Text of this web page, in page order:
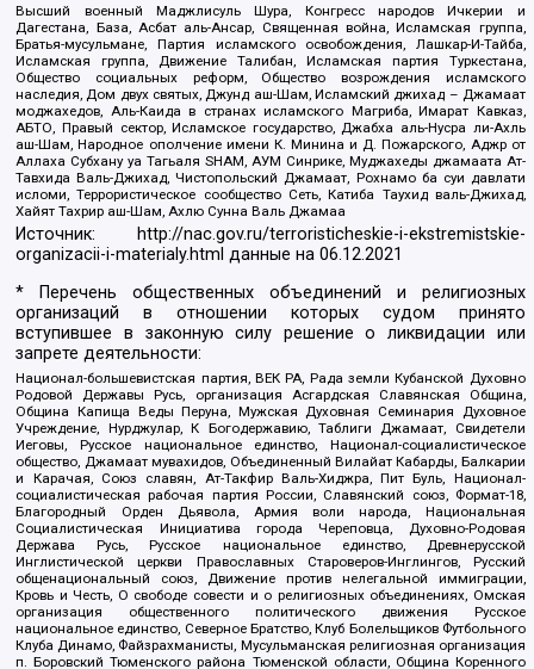
Высший военный Маджлисуль Шура, Конгресс народов Ичкерии и
Дагестана, База, Асбат аль-Ансар, Священная война, Исламская группа,
Братья-мусульмане, Партия исламского освобождения, Лашкар-И-Тайба,
Исламская группа, Движение Талибан, Исламская партия Туркестана,
Общество социальных реформ, Общество возрождения исламского
наследия, Дом двух святых, Джунд аш-Шам, Исламский джихад – Джамаат
моджахедов, Аль-Каида в странах исламского Магриба, Имарат Кавказ,
АБТО, Правый сектор, Исламское государство, Джабха аль-Нусра ли-Ахль
аш-Шам, Народное ополчение имени К. Минина и Д. Пожарского, Аджр от
Аллаха Субхану уа Тагьаля SHAM, АУМ Синрике, Муджахеды джамаата Ат-
Тавхида Валь-Джихад, Чистопольский Джамаат, Рохнамо ба суи давлати
исломи, Террористическое сообщество Сеть, Катиба Таухид валь-Джихад,
Хайят Тахрир аш-Шам, Ахлю Сунна Валь Джамаа
Источник:
http://nac.gov.ru/terroristicheskie-i-ekstremistskie-
organizacii-i-materialy.html данные на06.12.2021
* Перечень общественных объединений и религиозных
организаций в отношении которых судом принято
вступившее в законную силу решение о ликвидации или
запрете деятельности:
Национал-большевистская партия, ВЕК РА, Рада земли Кубанской Духовно
Родовой Державы Русь, организация Асгардская Славянская Община,
Община Капища Веды Перуна, Мужская Духовная Семинария Духовное
Учреждение, Нурджулар, К Богодержавию, Таблиги Джамаат, Свидетели
Иеговы, Русское национальное единство, Национал-социалистическое
общество, Джамаат мувахидов, Объединенный Вилайат Кабарды, Балкарии
и Карачая, Союз славян, Ат-Такфир Валь-Хиджра, Пит Буль, Национал-
социалистическая рабочая партия России, Славянский союз, Формат-18,
Благородный Орден Дьявола, Армия воли народа, Национальная
Социалистическая Инициатива города Череповца, Духовно-Родовая
Держава Русь, Русское национальное единство, Древнерусской
Инглистической церкви Православных Староверов-Инглингов, Русский
общенациональный союз, Движение против нелегальной иммиграции,
Кровь и Честь, О свободе совести и о религиозных объединениях, Омская
организация общественного политического движения Русское
национальное единство, Северное Братство, Клуб Болельщиков Футбольного
Клуба Динамо, Файзрахманисты, Мусульманская религиозная организация
п. Боровский Тюменского района Тюменской области, Община Коренного